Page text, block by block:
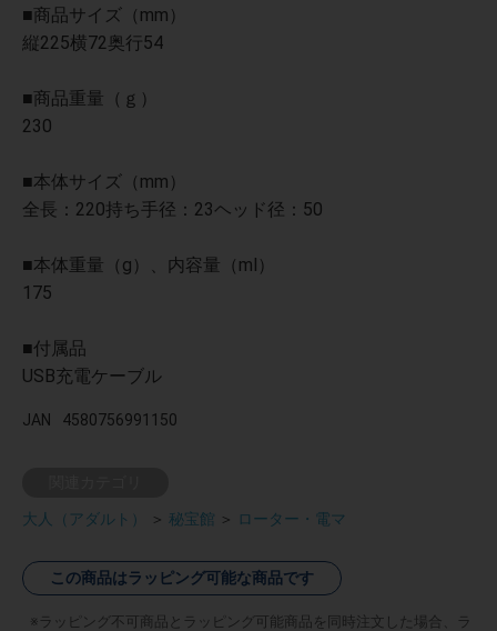
■商品サイズ（mm）
縦225横72奥行54
■商品重量（ｇ）
230
■本体サイズ（mm）
全長：220持ち手径：23ヘッド径：50
■本体重量（g）、内容量（ml）
175
■付属品
USB充電ケーブル
JAN 4580756991150
大人（アダルト） ＞ 秘宝館 ＞ ローター・電マ
この商品はラッピング可能な商品です
ラッピング不可商品とラッピング可能商品を同時注文した場合、ラ